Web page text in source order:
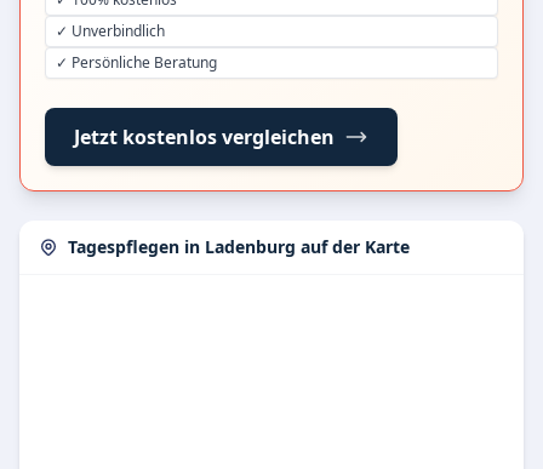
✓ Unverbindlich
✓ Persönliche Beratung
Jetzt kostenlos vergleichen
Tagespflegen in Ladenburg auf der Karte